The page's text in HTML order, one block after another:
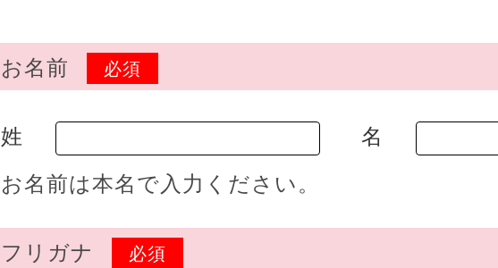
お名前 必須
姓
名
お名前は本名で入力ください。
フリガナ 必須